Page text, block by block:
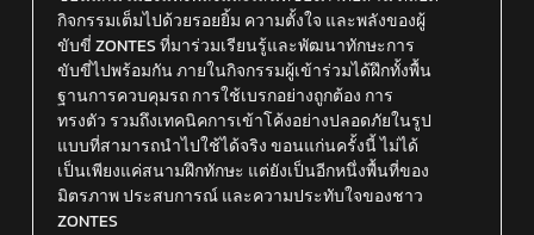
กิจกรรมเต็มไปด้วยรอยยิ้ม ความตั้งใจ และพลังของผู้
ขับขี่ ZONTES ที่มาร่วมเรียนรู้และพัฒนาทักษะการ
ขับขี่ไปพร้อมกัน ภายในกิจกรรมผู้เข้าร่วมได้ฝึกทั้งพื้น
ฐานการควบคุมรถ การใช้เบรกอย่างถูกต้อง การ
ทรงตัว รวมถึงเทคนิคการเข้าโค้งอย่างปลอดภัยในรูป
แบบที่สามารถนำไปใช้ได้จริง ขอนแก่นครั้งนี้ ไม่ได้
เป็นเพียงแค่สนามฝึกทักษะ แต่ยังเป็นอีกหนึ่งพื้นที่ของ
มิตรภาพ ประสบการณ์ และความประทับใจของชาว
ZONTES